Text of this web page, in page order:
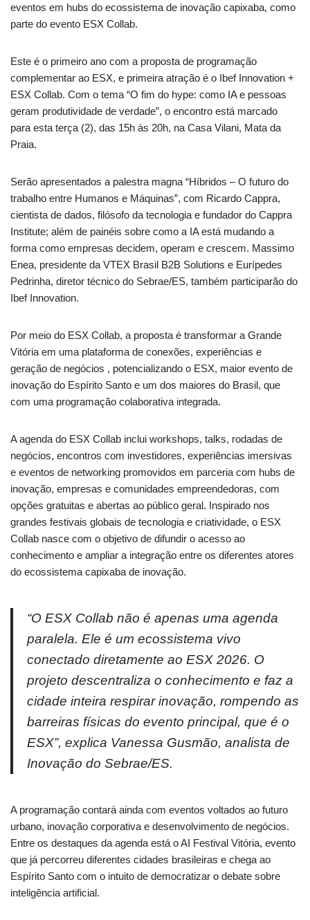
eventos em hubs do ecossistema de inovação capixaba, como
parte do evento ESX Collab.
Este é o primeiro ano com a proposta de programação
complementar ao ESX, e primeira atração é o Ibef Innovation +
ESX Collab. Com o tema “O fim do hype: como IA e pessoas
geram produtividade de verdade”, o encontro está marcado
para esta terça (2), das 15h às 20h, na Casa Vilani, Mata da
Praia.
Serão apresentados a palestra magna “Híbridos – O futuro do
trabalho entre Humanos e Máquinas”, com Ricardo Cappra,
cientista de dados, filósofo da tecnologia e fundador do Cappra
Institute; além de painéis sobre como a IA está mudando a
forma como empresas decidem, operam e crescem. Massimo
Enea, presidente da VTEX Brasil B2B Solutions e Eurípedes
Pedrinha, diretor técnico do Sebrae/ES, também participarão do
Ibef Innovation.
Por meio do ESX Collab, a proposta é transformar a Grande
Vitória em uma plataforma de conexões, experiências e
geração de negócios , potencializando o ESX, maior evento de
inovação do Espírito Santo e um dos maiores do Brasil, que
com uma programação colaborativa integrada.
A agenda do ESX Collab inclui workshops, talks, rodadas de
negócios, encontros com investidores, experiências imersivas
e eventos de networking promovidos em parceria com hubs de
inovação, empresas e comunidades empreendedoras, com
opções gratuitas e abertas ao público geral. Inspirado nos
grandes festivais globais de tecnologia e criatividade, o ESX
Collab nasce com o objetivo de difundir o acesso ao
conhecimento e ampliar a integração entre os diferentes atores
do ecossistema capixaba de inovação.
“O ESX Collab não é apenas uma agenda
paralela. Ele é um ecossistema vivo
conectado diretamente ao ESX 2026. O
projeto descentraliza o conhecimento e faz a
cidade inteira respirar inovação, rompendo as
barreiras físicas do evento principal, que é o
ESX”, explica Vanessa Gusmão, analista de
Inovação do Sebrae/ES.
A programação contará ainda com eventos voltados ao futuro
urbano, inovação corporativa e desenvolvimento de negócios.
Entre os destaques da agenda está o AI Festival Vitória, evento
que já percorreu diferentes cidades brasileiras e chega ao
Espírito Santo com o intuito de democratizar o debate sobre
inteligência artificial.